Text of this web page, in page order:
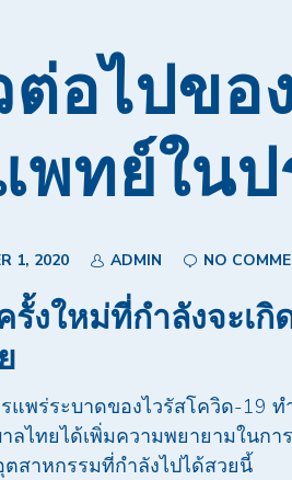
อไปขอ
พทย์ในป
1, 2020 ADMIN NO
รั้งใหม่ที่กำลังจะเ
พร่ระบาดของไวรัสโควิด-19 ท
าลไทยได้เพิ่มความพยายามใน
สาหกรรมที่กำลังไปได้สวยนี้